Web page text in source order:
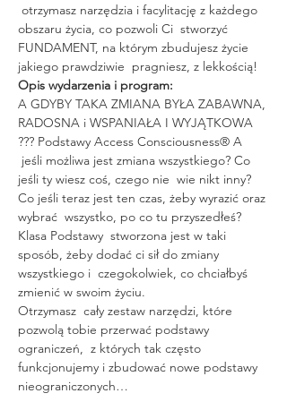
otrzymasz narzędzia i facylitację z każdego
obszaru życia, co pozwoli Ci  stworzyć
FUNDAMENT, na którym zbudujesz życie
jakiego prawdziwie  pragniesz, z lekkością!
Opis wydarzenia i program:
A GDYBY TAKA ZMIANA BYŁA ZABAWNA,
RADOSNA i WSPANIAŁA I WYJĄTKOWA
??? Podstawy Access Consciousness® A
jeśli możliwa jest zmiana wszystkiego? Co
jeśli ty wiesz coś, czego nie  wie nikt inny?
Co jeśli teraz jest ten czas, żeby wyrazić oraz
wybrać  wszystko, po co tu przyszedłeś?
Klasa Podstawy  stworzona jest w taki
sposób, żeby dodać ci sił do zmiany
wszystkiego i  czegokolwiek, co chciałbyś
zmienić w swoim życiu.
Otrzymasz  cały zestaw narzędzi, które
pozwolą tobie przerwać podstawy
ograniczeń,  z których tak często
funkcjonujemy i zbudować nowe podstawy
nieograniczonych…